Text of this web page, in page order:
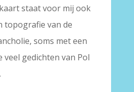
staat voor mij ook
topografie van de
soms met een
veel gedichten van Pol